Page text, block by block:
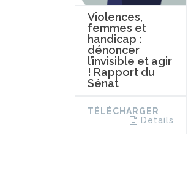
Violences,
femmes et
handicap :
dénoncer
l’invisible et agir
! Rapport du
Sénat
TÉLÉCHARGER
Details